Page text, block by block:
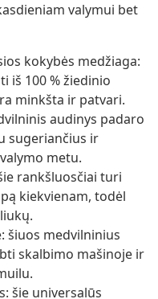
valymui bet
kokybės medžiaga:
iš 100 % žiedinio
minkšta ir patvari.
audinys padaro
sugeriančius ir
metu.
rankšluosčiai turi
kiekvienam, todėl
šiuos medvilninius
skalbimo mašinoje ir
šie universalūs